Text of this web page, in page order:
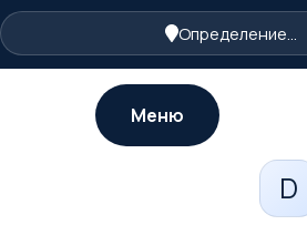
Определение...
D
Меню